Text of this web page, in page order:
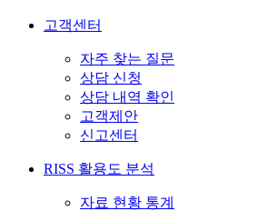
고객센터
자주 찾는 질문
상담 신청
상담 내역 확인
고객제안
신고센터
RISS 활용도 분석
자료 현황 통계